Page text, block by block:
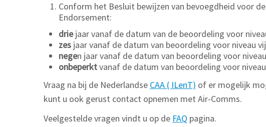
Conform het Besluit bewijzen van bevoegdheid voor
Endorsement:
driejaar vanaf de datum van de beoordeling voor
zes jaar vanaf de datum van beoordeling voor niveau
negen jaar vanaf de datum van beoordeling voor
onbeperktvanaf de datum van beoordeling voor
Vraag na bij de Nederlandse CAA ( ILenT) of er mogelijk
kunt u ook gerust contact opnemen met Air-Comms.
Veelgestelde vragen vindt u op de FAQ pagina.